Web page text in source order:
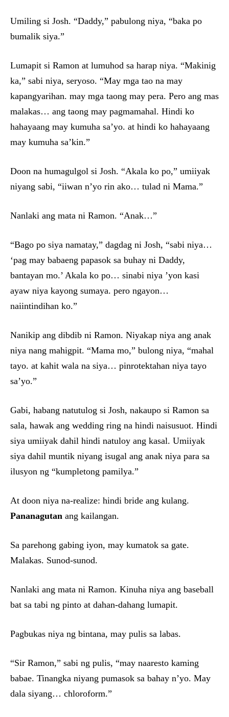
Umiling si Josh. “Daddy,” pabulong niya, “baka po
bumalik siya.”
Lumapit si Ramon at lumuhod sa harap niya. “Makinig
ka,” sabi niya, seryoso. “May mga tao na may
kapangyarihan. may mga taong may pera. Pero ang mas
malakas… ang taong may pagmamahal. Hindi ko
hahayaang may kumuha sa’yo. at hindi ko hahayaang
may kumuha sa’kin.”
Doon na humagulgol si Josh. “Akala ko po,” umiiyak
niyang sabi, “iiwan n’yo rin ako… tulad ni Mama.”
Nanlaki ang mata ni Ramon. “Anak…”
“Bago po siya namatay,” dagdag ni Josh, “sabi niya…
‘pag may babaeng papasok sa buhay ni Daddy,
bantayan mo.’ Akala ko po… sinabi niya ’yon kasi
ayaw niya kayong sumaya. pero ngayon…
naiintindihan ko.”
Nanikip ang dibdib ni Ramon. Niyakap niya ang anak
niya nang mahigpit. “Mama mo,” bulong niya, “mahal
tayo. at kahit wala na siya… pinrotektahan niya tayo
sa’yo.”
Gabi, habang natutulog si Josh, nakaupo si Ramon sa
sala, hawak ang wedding ring na hindi naisusuot. Hindi
siya umiiyak dahil hindi natuloy ang kasal. Umiiyak
siya dahil muntik niyang isugal ang anak niya para sa
ilusyon ng “kumpletong pamilya.”
At doon niya na-realize: hindi bride ang kulang.
Pananagutan ang kailangan.
Sa parehong gabing iyon, may kumatok sa gate.
Malakas. Sunod-sunod.
Nanlaki ang mata ni Ramon. Kinuha niya ang baseball
bat sa tabi ng pinto at dahan-dahang lumapit.
Pagbukas niya ng bintana, may pulis sa labas.
“Sir Ramon,” sabi ng pulis, “may naaresto kaming
babae. Tinangka niyang pumasok sa bahay n’yo. May
dala siyang… chloroform.”